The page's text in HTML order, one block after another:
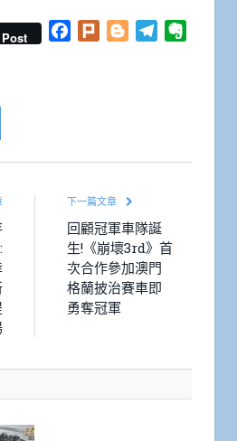
Post Facebook
Plurk BloggerTelegram
下一篇文章
回顧冠軍車隊誕
生!《崩壞3rd》首
次合作參加澳門
格蘭披治賽車即
勇奪冠軍